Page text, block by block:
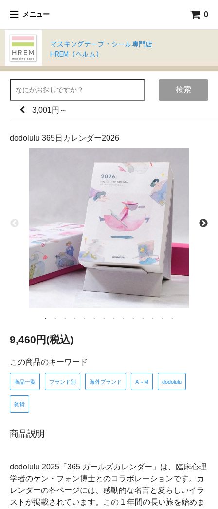
メニュー 0
マスキングテープ・シール専門店
HREM（ヘルム）
検索
3,001円～
dodolulu 365日カレンダー2026
9,460円(税込)
この商品のキーワード
商品一覧 ブランド別 海外ブランド A～M dodolulu
雑貨
商品説明
dodolulu 2025「365 ガールズカレンダー」は、臨床心理
学者のケン・フォン博士とのコラボレーションです。カ
レンダーの各ページには、感動的な名言と愛らしいイラ
ストが掲載されています。この 1 年間の長い旅を始めま